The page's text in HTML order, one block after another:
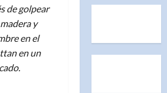
de golpear
y
en el
en un